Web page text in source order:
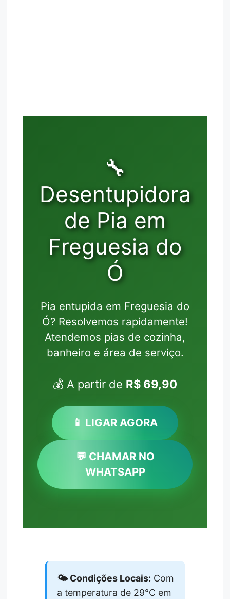
🔧
Desentupidora
de Pia em
Freguesia do
Ó
Pia entupida em Freguesia do
Ó? Resolvemos rapidamente!
Atendemos pias de cozinha,
banheiro e área de serviço.
💰 A partir de R$ 69,90
📱 LIGAR AGORA
💬 CHAMAR NO
WHATSAPP
🌤️ Condições Locais: Com
a temperatura de 29°C em